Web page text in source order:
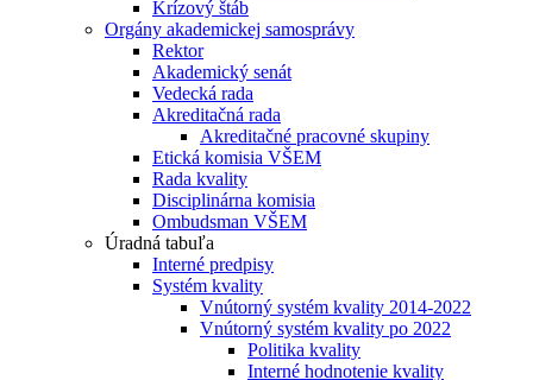
Krízový štáb
Orgány akademickej samosprávy
Rektor
Akademický senát
Vedecká rada
Akreditačná rada
Akreditačné pracovné skupiny
Etická komisia VŠEM
Rada kvality
Disciplinárna komisia
Ombudsman VŠEM
Úradná tabuľa
Interné predpisy
Systém kvality
Vnútorný systém kvality 2014-2022
Vnútorný systém kvality po 2022
Politika kvality
Interné hodnotenie kvality